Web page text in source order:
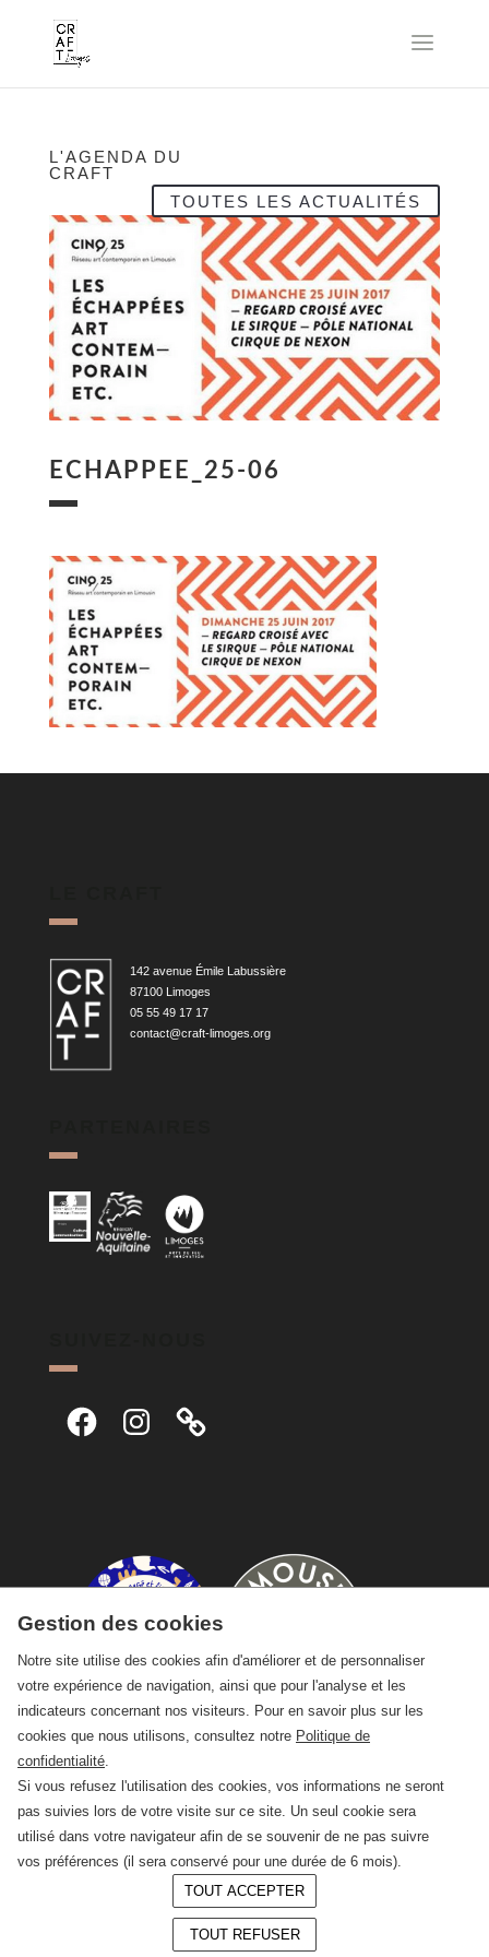
L'AGENDA DU
CRAFT
TOUTES LES ACTUALITÉS
ECHAPPEE_25-06
142 avenue Émile Labussière
87100 Limoges
05 55 49 17 17
contact@craft-limoges.org
FacebookInstagram
© 2026 —CRAFT Limoges
Gestion des cookies
Notre site utilise des cookies afin d'améliorer et de personnaliser
votre expérience de navigation, ainsi que pour l'analyse et les
indicateurs concernant nos visiteurs. Pour en savoir plus sur les
cookies que nous utilisons, consultez notre Politique de
confidentialité
Si vous refusez l'utilisation des cookies, vos informations ne seront
pas suivies lors de votre visite sur ce site. Un seul cookie sera
utilisé dans votre navigateur afin de se souvenir de ne pas suivre
vos préférences (il sera conservé pour une durée de 6 mois).
TOUT ACCEPTER
TOUT REFUSER